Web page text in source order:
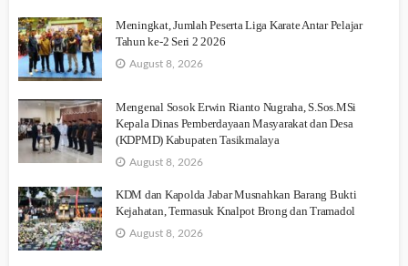
Meningkat, Jumlah Peserta Liga Karate Antar Pelajar
Tahun ke-2 Seri 2 2026
August 8, 2026
Mengenal Sosok Erwin Rianto Nugraha, S.Sos.MSi
Kepala Dinas Pemberdayaan Masyarakat dan Desa
(KDPMD) Kabupaten Tasikmalaya
August 8, 2026
KDM dan Kapolda Jabar Musnahkan Barang Bukti
Kejahatan, Termasuk Knalpot Brong dan Tramadol
August 8, 2026